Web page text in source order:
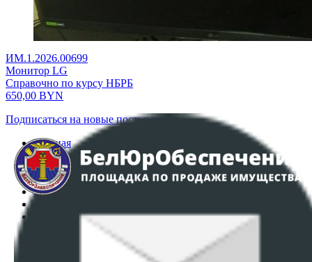
ИМ.1.2026.00699
Монитор LG
Справочно по курсу НБРБ
650,00 BYN
Подписаться на новые поступления
Главная
Аукционы
Интернет-магазин
Регламент организации и проведения торгов
Политика в отношении обработки персональных
ПОЛОЖЕНИЕ О ПОЛИТИКЕ ОБРАБОТКИ COOKIE-